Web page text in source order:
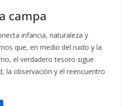
campa
infancia, naturaleza y
que, en medio del ruido y la
el verdadero tesoro sigue
la observación y el reencuentro